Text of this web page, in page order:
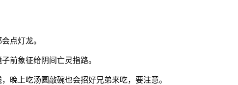
点灯龙。
前象征给阴间亡灵指路。
晚上吃汤圆敲碗也会招好兄弟来吃，要注意。